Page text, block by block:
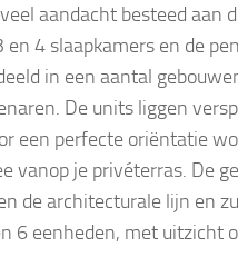
aandacht besteed aan
en 4 slaapkamers en de
in een aantal
De units liggen
een perfecte oriëntatie
vanop je privéterras. De
de architecturale lijn en
6 eenheden, met uitzicht